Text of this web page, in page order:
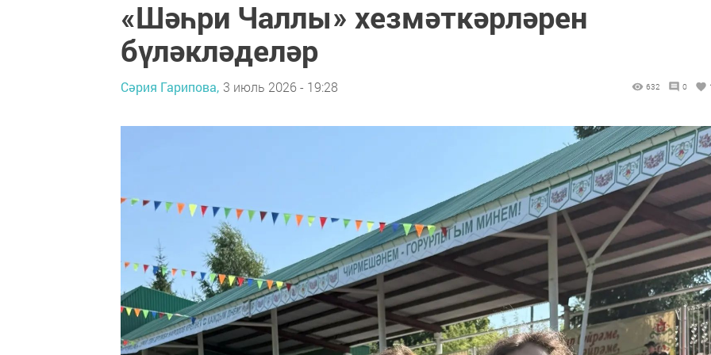
«Шәһри Чаллы» хезмәткәрләрен
бүләкләделәр
Сәрия Гарипова, 3 июль 2026 - 19:28 632 0